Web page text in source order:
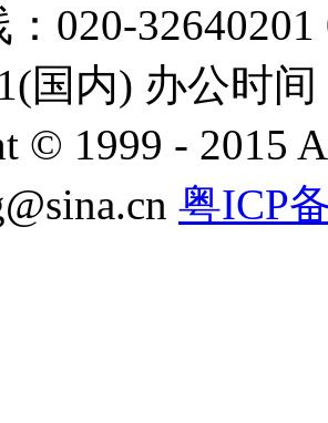
020-
国内) 办公时
© 1999 - 2015
粤ICP